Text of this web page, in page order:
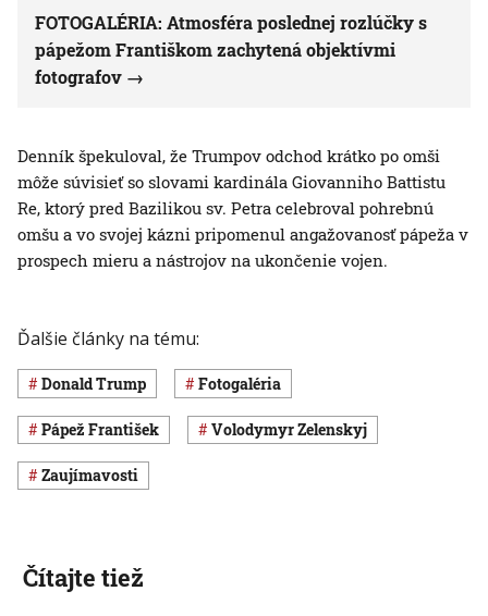
FOTOGALÉRIA: Atmosféra poslednej rozlúčky s
pápežom Františkom zachytená objektívmi
fotografov
Denník špekuloval, že Trumpov odchod krátko po omši
môže súvisieť so slovami kardinála Giovanniho Battistu
Re, ktorý pred Bazilikou sv. Petra celebroval pohrebnú
omšu a vo svojej kázni pripomenul angažovanosť pápeža v
prospech mieru a nástrojov na ukončenie vojen.
Ďalšie články na tému:
Donald Trump Fotogaléria
pápež František Volodymyr Zelenskyj
Zaujímavosti
Čítajte tiež